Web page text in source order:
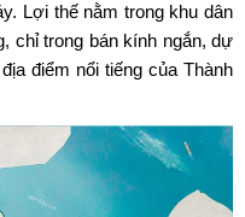
Lợi thế nằm trong khu dân
chỉ trong bán kính ngắn, dự
điểm nổi tiếng của Thành